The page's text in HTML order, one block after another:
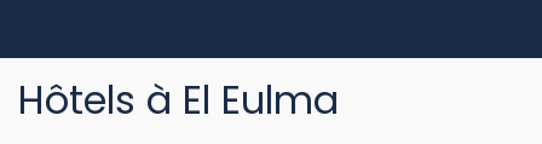
Hôtels à El Eulma